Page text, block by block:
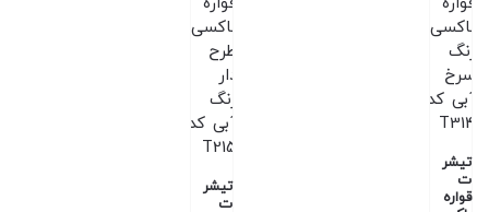
تیشر
ت
قواره
تیشر
ت